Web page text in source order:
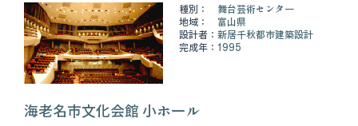
種別：
舞台芸術センター
地域：
富山県
設計者： 新居千秋都市建築設計
完成年： 1995
海老名市文化会館 小ホール